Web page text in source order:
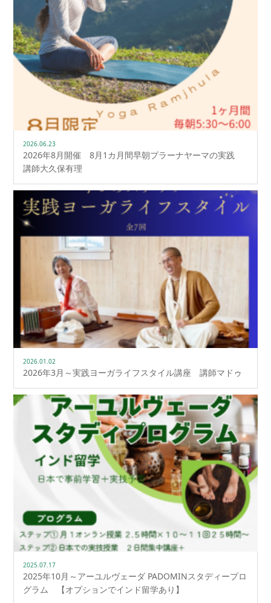
2026.06.23
2026年8月開催 8月1カ月間早朝プラーナヤーマの実践
講師大久保有理
2026.01.02
2026年3月～実践ヨーガライフスタイル講座 講師マドゥ
2025.07.17
2025年10月～アーユルヴェーダ PADOMINスタディープロ
グラム 【オプションでインド留学あり】